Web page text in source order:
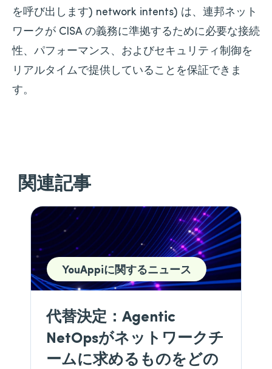
を呼び出します) network intents) は、連邦ネット
ワークが CISA の義務に準拠するために必要な接続
性、パフォーマンス、およびセキュリティ制御を
リアルタイムで提供していることを保証できま
す。
関連記事
YouAppiに関するニュース
代替決定：Agentic
NetOpsがネットワークチ
ームに求めるものをどの